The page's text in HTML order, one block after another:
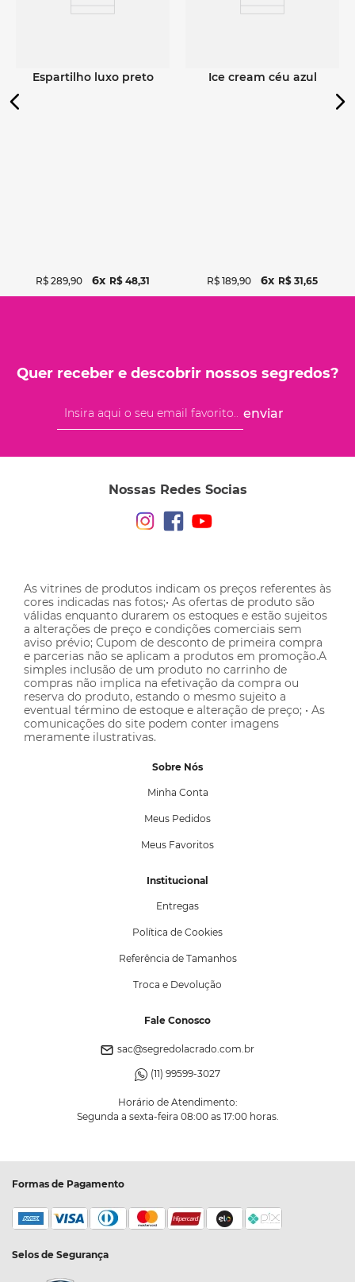
espartilho luxo preto
R$ 289,90 6 R$ 48,31
ice cream céu azul
R$ 189,90 6 R$ 31,65
Quer receber e descobrir nossos segredos?
enviar
Nossas Redes Socias
As vitrines de produtos indicam os preços referentes às
cores indicadas nas fotos;• As ofertas de produto são
válidas enquanto durarem os estoques e estão sujeitos
a alterações de preço e condições comerciais sem
aviso prévio; Cupom de desconto de primeira compra
e parcerias não se aplicam a produtos em promoção.A
simples inclusão de um produto no carrinho de
compras não implica na efetivação da compra ou
reserva do produto, estando o mesmo sujeito a
eventual término de estoque e alteração de preço; • As
comunicações do site podem conter imagens
meramente ilustrativas.
Sobre Nós
Minha Conta
Meus Pedidos
Meus Favoritos
Institucional
Entregas
Política de Cookies
Referência de Tamanhos
Troca e Devolução
Fale Conosco
sac@segredolacrado.com.br
(11) 99599-3027
Horário de Atendimento:
Segunda a sexta-feira 08:00 as 17:00 horas.
Formas de Pagamento
Selos de Segurança